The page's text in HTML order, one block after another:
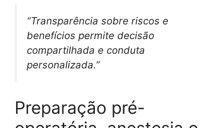
“Transparência sobre riscos e
benefícios permite decisão
compartilhada e conduta
personalizada.”
Preparação pré-